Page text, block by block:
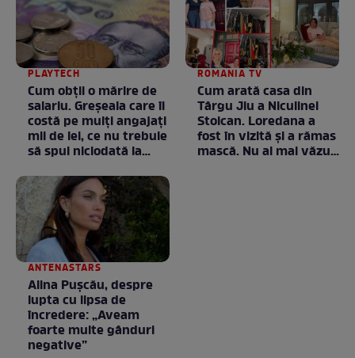
PLAYTECH
Cum obții o mărire de
salariu. Greșeala care îi
costă pe mulți angajați
mii de lei, ce nu trebuie
să spui niciodată la
ROMANIA TV
Cum arată casa din
Târgu Jiu a Niculinei
Stoican. Loredana a
fost în vizită și a rămas
mască. Nu ai mai văzut
ANTENASTARS
Alina Pușcău, despre
lupta cu lipsa de
încredere: „Aveam
foarte multe gânduri
negative”